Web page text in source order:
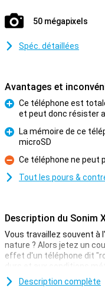
50 mégapixels
Spéc. détaillées
Avantages et
Pour
Ce téléphone est
et peut donc résister
Pour
La mémoire de ce
microSD
Contre
Ce téléphone ne peut
Tout les pours &
Description du Sonim
Vous travaillez souvent à
nature ? Alors jetez un
effet d'un téléphone dit
durs et aux conditions
Vous pouvez utiliser ce
Description complète